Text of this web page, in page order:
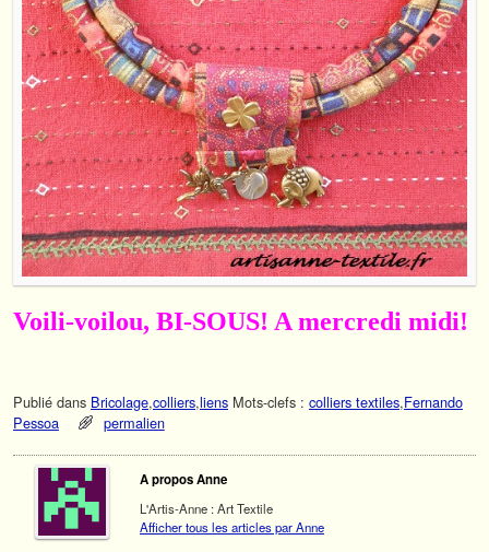
Voili-voilou, BI-SOUS! A mercredi midi!
Publié dans Bricolage,colliers,liens Mots-clefs : colliers textiles,Fernando
Pessoa
permalien
A propos Anne
L'Artis-Anne : Art Textile
Afficher tous les articles par Anne